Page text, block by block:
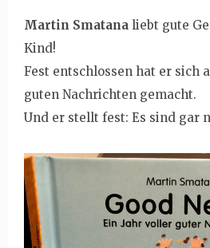
Martin Smatana liebt gute
Kind!
Fest entschlossen hat er sich
guten Nachrichten gemacht.
Und er stellt fest: Es sind gar